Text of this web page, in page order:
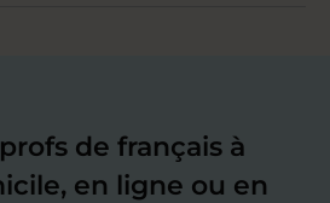
de français à
en ligne ou en